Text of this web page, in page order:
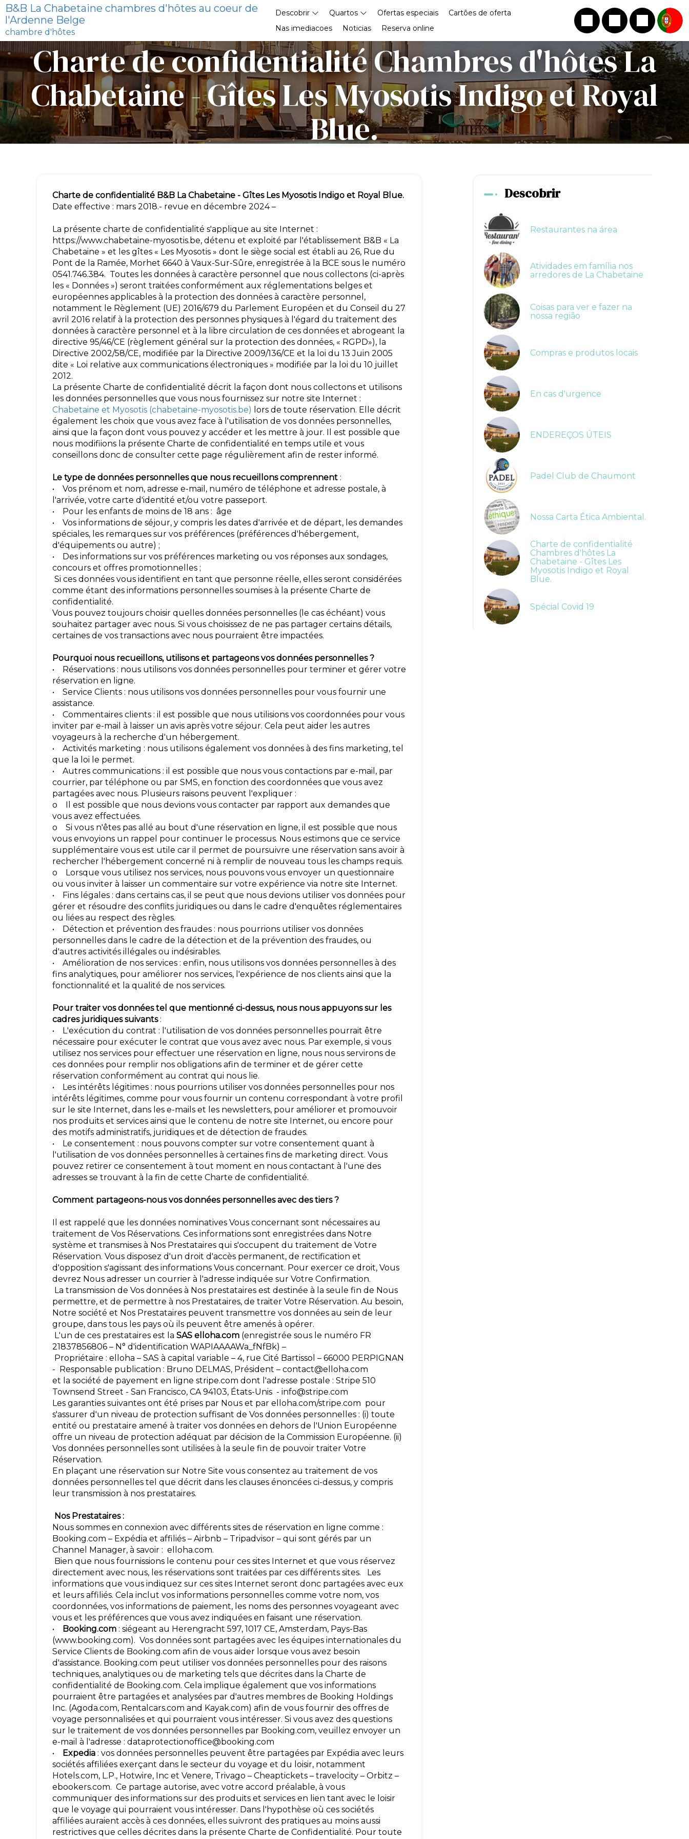
B&B La Chabetaine chambres d'hôtes au coeur de
l'Ardenne Belge
chambre d'hôtes
Descobrir Quartos Ofertas especiais
Cartões de oferta
Nas imediacoes
Noticias Reserva online
Charte de confidentialité Chambres d'hôtes La
Chabetaine - Gîtes Les Myosotis Indigo et Royal
Blue.
Charte de confidentialité B&B La Chabetaine - Gîtes Les Myosotis Indigo et Royal Blue.
Date effective : mars 2018.- revue en décembre 2024 –
La présente charte de confidentialité s'applique au site Internet :
https://www.chabetaine-myosotis.be, détenu et exploité par l'établissement B&B « La
Chabetaine » et les gîtes « Les Myosotis » dont le siège social est établi au 26, Rue du
Pont de la Ramée, Morhet 6640 à Vaux-Sur-Sûre, enregistrée à la BCE sous le numéro
0541.746.384. Toutes les données à caractère personnel que nous collectons (ci-après
les « Données ») seront traitées conformément aux réglementations belges et
européennes applicables à la protection des données à caractère personnel,
notamment le Règlement (UE) 2016/679 du Parlement Européen et du Conseil du 27
avril 2016 relatif à la protection des personnes physiques à l'égard du traitement des
données à caractère personnel et à la libre circulation de ces données et abrogeant la
directive 95/46/CE (règlement général sur la protection des données, « RGPD»), la
Directive 2002/58/CE, modifiée par la Directive 2009/136/CE et la loi du 13 Juin 2005
dite « Loi relative aux communications électroniques » modifiée par la loi du 10 juillet
2012.
La présente Charte de confidentialité décrit la façon dont nous collectons et utilisons
les données personnelles que vous nous fournissez sur notre site Internet :
Chabetaine et Myosotis (chabetaine-myosotis.be) lors de toute réservation. Elle décrit
également les choix que vous avez face à l'utilisation de vos données personnelles,
ainsi que la façon dont vous pouvez y accéder et les mettre à jour. Il est possible que
nous modifiions la présente Charte de confidentialité en temps utile et vous
conseillons donc de consulter cette page régulièrement afin de rester informé.
Le type de données personnelles que nous recueillons comprennent :
• Vos prénom et nom, adresse e-mail, numéro de téléphone et adresse postale, à
l'arrivée, votre carte d'identité et/ou votre passeport.
• Pour les enfants de moins de 18 ans : âge
• Vos informations de séjour, y compris les dates d'arrivée et de départ, les demandes
spéciales, les remarques sur vos préférences (préférences d'hébergement,
d'équipements ou autre) ;
• Des informations sur vos préférences marketing ou vos réponses aux sondages,
concours et offres promotionnelles ;
Si ces données vous identifient en tant que personne réelle, elles seront considérées
comme étant des informations personnelles soumises à la présente Charte de
confidentialité.
Vous pouvez toujours choisir quelles données personnelles (le cas échéant) vous
souhaitez partager avec nous. Si vous choisissez de ne pas partager certains détails,
certaines de vos transactions avec nous pourraient être impactées.
Pourquoi nous recueillons, utilisons et partageons vos données personnelles ?
• Réservations : nous utilisons vos données personnelles pour terminer et gérer votre
réservation en ligne.
• Service Clients : nous utilisons vos données personnelles pour vous fournir une
assistance.
• Commentaires clients : il est possible que nous utilisions vos coordonnées pour vous
inviter par e-mail à laisser un avis après votre séjour. Cela peut aider les autres
voyageurs à la recherche d'un hébergement.
• Activités marketing : nous utilisons également vos données à des fins marketing, tel
que la loi le permet.
• Autres communications : il est possible que nous vous contactions par e-mail, par
courrier, par téléphone ou par SMS, en fonction des coordonnées que vous avez
partagées avec nous. Plusieurs raisons peuvent l'expliquer :
o Il est possible que nous devions vous contacter par rapport aux demandes que
vous avez effectuées.
o Si vous n'êtes pas allé au bout d'une réservation en ligne, il est possible que nous
vous envoyions un rappel pour continuer le processus. Nous estimons que ce service
supplémentaire vous est utile car il permet de poursuivre une réservation sans avoir à
rechercher l'hébergement concerné ni à remplir de nouveau tous les champs requis.
o Lorsque vous utilisez nos services, nous pouvons vous envoyer un questionnaire
ou vous inviter à laisser un commentaire sur votre expérience via notre site Internet.
• Fins légales : dans certains cas, il se peut que nous devions utiliser vos données pour
gérer et résoudre des conflits juridiques ou dans le cadre d'enquêtes réglementaires
ou liées au respect des règles.
• Détection et prévention des fraudes : nous pourrions utiliser vos données
personnelles dans le cadre de la détection et de la prévention des fraudes, ou
d'autres activités illégales ou indésirables.
• Amélioration de nos services : enfin, nous utilisons vos données personnelles à des
fins analytiques, pour améliorer nos services, l'expérience de nos clients ainsi que la
fonctionnalité et la qualité de nos services.
Pour traiter vos données tel que mentionné ci-dessus, nous nous appuyons sur les
cadres juridiques suivants:
• L'exécution du contrat : l'utilisation de vos données personnelles pourrait être
nécessaire pour exécuter le contrat que vous avez avec nous. Par exemple, si vous
utilisez nos services pour effectuer une réservation en ligne, nous nous servirons de
ces données pour remplir nos obligations afin de terminer et de gérer cette
réservation conformément au contrat qui nous lie.
• Les intérêts légitimes : nous pourrions utiliser vos données personnelles pour nos
intérêts légitimes, comme pour vous fournir un contenu correspondant à votre profil
sur le site Internet, dans les e-mails et les newsletters, pour améliorer et promouvoir
nos produits et services ainsi que le contenu de notre site Internet, ou encore pour
des motifs administratifs, juridiques et de détection de fraudes.
• Le consentement : nous pouvons compter sur votre consentement quant à
l'utilisation de vos données personnelles à certaines fins de marketing direct. Vous
pouvez retirer ce consentement à tout moment en nous contactant à l'une des
adresses se trouvant à la fin de cette Charte de confidentialité.
Comment partageons-nous vos données personnelles avec des tiers ?
Il est rappelé que les données nominatives Vous concernant sont nécessaires au
traitement de Vos Réservations. Ces informations sont enregistrées dans Notre
système et transmises à Nos Prestataires qui s'occupent du traitement de Votre
Réservation. Vous disposez d'un droit d'accès permanent, de rectification et
d'opposition s'agissant des informations Vous concernant. Pour exercer ce droit, Vous
devrez Nous adresser un courrier à l'adresse indiquée sur Votre Confirmation.
La transmission de Vos données à Nos prestataires est destinée à la seule fin de Nous
permettre, et de permettre à nos Prestataires, de traiter Votre Réservation. Au besoin,
Notre société et Nos Prestataires peuvent transmettre vos données au sein de leur
groupe, dans tous les pays où ils peuvent être amenés à opérer.
L'un de ces prestataires est la SAS elloha.com (enregistrée sous le numéro FR
21837856806 – N° d'identification WAPIAAAAWa_fNfBk) –
Propriétaire : elloha – SAS à capital variable – 4, rue Cité Bartissol – 66000 PERPIGNAN
- Responsable publication : Bruno DELMAS, Président – contact@elloha.com
et la société de payement en ligne stripe.com dont l'adresse postale : Stripe 510
Townsend Street - San Francisco, CA 94103, États-Unis - info@stripe.com
Les garanties suivantes ont été prises par Nous et par elloha.com/stripe.com pour
s'assurer d'un niveau de protection suffisant de Vos données personnelles : (i) toute
entité ou prestataire amené à traiter vos données en dehors de l'Union Européenne
offre un niveau de protection adéquat par décision de la Commission Européenne. (ii)
Vos données personnelles sont utilisées à la seule fin de pouvoir traiter Votre
Réservation.
En plaçant une réservation sur Notre Site vous consentez au traitement de vos
données personnelles tel que décrit dans les clauses énoncées ci-dessus, y compris
leur transmission à nos prestataires.
Nos Prestataires :
Nous sommes en connexion avec différents sites de réservation en ligne comme :
Booking.com – Expédia et affiliés – Airbnb – Tripadvisor – qui sont gérés par un
Channel Manager, à savoir : elloha.com.
Bien que nous fournissions le contenu pour ces sites Internet et que vous réservez
directement avec nous, les réservations sont traitées par ces différents sites. Les
informations que vous indiquez sur ces sites Internet seront donc partagées avec eux
et leurs affiliés. Cela inclut vos informations personnelles comme votre nom, vos
coordonnées, vos informations de paiement, les noms des personnes voyageant avec
vous et les préférences que vous avez indiquées en faisant une réservation.
•
Booking.com : siégeant au Herengracht 597, 1017 CE, Amsterdam, Pays-Bas
(www.booking.com). Vos données sont partagées avec les équipes internationales du
Service Clients de Booking.com afin de vous aider lorsque vous avez besoin
d'assistance. Booking.com peut utiliser vos données personnelles pour des raisons
techniques, analytiques ou de marketing tels que décrites dans la Charte de
confidentialité de Booking.com. Cela implique également que vos informations
pourraient être partagées et analysées par d'autres membres de Booking Holdings
Inc. (Agoda.com, Rentalcars.com and Kayak.com) afin de vous fournir des offres de
voyage personnalisées et qui pourraient vous intéresser. Si vous avez des questions
sur le traitement de vos données personnelles par Booking.com, veuillez envoyer un
e-mail à l'adresse : dataprotectionoffice@booking.com
•
Expedia : vos données personnelles peuvent être partagées par Expédia avec leurs
sociétés affiliées exerçant dans le secteur du voyage et du loisir, notamment
Hotels.com, L.P., Hotwire, Inc et Venere, Trivago – Cheaptickets – travelocity – Orbitz –
ebookers.com. Ce partage autorise, avec votre accord préalable, à vous
communiquer des informations sur des produits et services en lien tant avec le loisir
que le voyage qui pourraient vous intéresser. Dans l'hypothèse où ces sociétés
affiliées auraient accès à ces données, elles suivront des pratiques au moins aussi
restrictives que celles décrites dans la présente Charte de Confidentialité. Pour toute
Descobrir
Restaurantes na área
Atividades em família nos
arredores de La Chabetaine
Coisas para ver e fazer na
nossa região
Compras e produtos locais
En cas d'urgence
ENDEREÇOS ÚTEIS
Padel Club de Chaumont
Nossa Carta Ética Ambiental.
Charte de confidentialité
Chambres d'hôtes La
Chabetaine - Gîtes Les
Myosotis Indigo et Royal
Blue.
Spécial Covid 19